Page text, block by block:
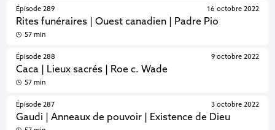
Épisode 289
Rites funéraires | Ouest canadien | Padre Pio
16 octobre 2022
57 min
Épisode 288
Caca | Lieux sacrés | Roe c. Wade
9 octobre 2022
57 min
Épisode 287
Gaudi | Anneaux de pouvoir | Existence de Dieu
3 octobre 2022